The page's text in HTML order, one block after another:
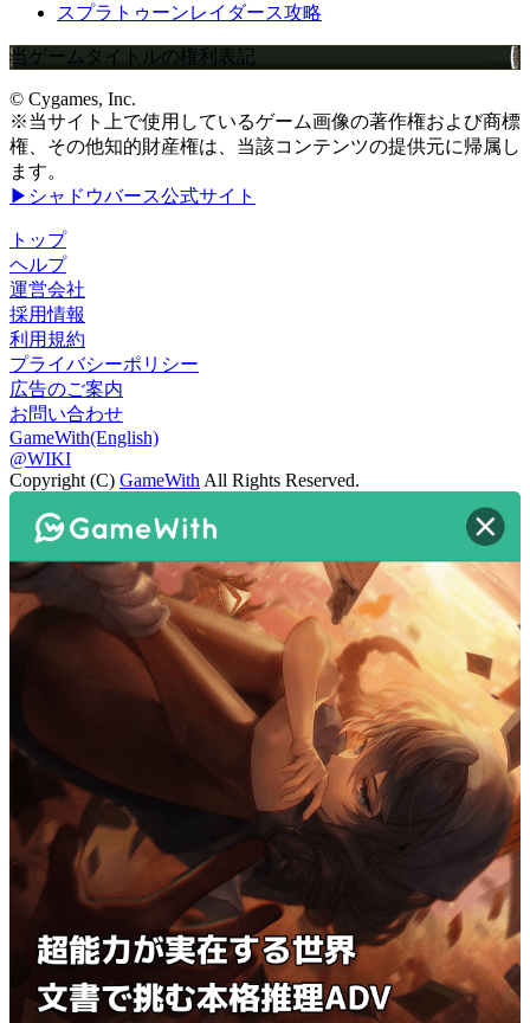
スプラトゥーンレイダース攻略
当ゲームタイトルの権利表記
© Cygames, Inc.
※当サイト上で使用しているゲーム画像の著作権および商標
権、その他知的財産権は、当該コンテンツの提供元に帰属し
ます。
▶シャドウバース公式サイト
トップ
ヘルプ
運営会社
採用情報
利用規約
プライバシーポリシー
広告のご案内
お問い合わせ
GameWith(English)
@WIKI
Copyright (C) GameWith All Rights Reserved.